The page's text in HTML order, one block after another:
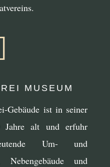
MUSEUM
Gebäude ist in seiner
Jahre alt und erfuhr
Um- und
Nebengebäude und